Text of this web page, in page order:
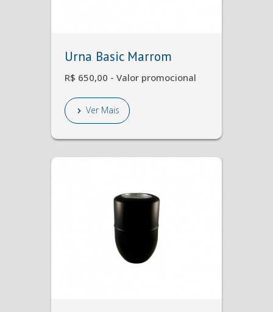
Urna Basic Marrom
R$ 650,00 - Valor promocional
Ver Mais